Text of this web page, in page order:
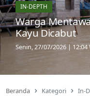
IN-DEPTH
Warga
Kayu Dicabut
Senin, 27/07/2026 | 12:04
Beranda Kategori In-